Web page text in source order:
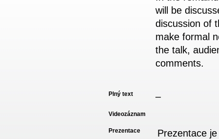
will be
discussion of
make formal
the talk,
comments.
Plný text –
Videozáznam
Prezentace
Prezentace